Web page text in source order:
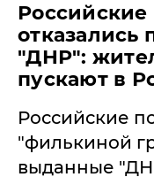
отказались
"ДНР":
пускают в
Российские
"филькиной
выданные